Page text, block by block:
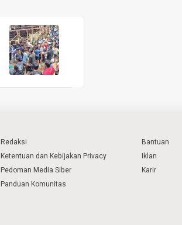
Redaksi
Ketentuan dan Kebijakan Privacy
Pedoman Media Siber
Panduan Komunitas
Bantuan
Iklan
Karir